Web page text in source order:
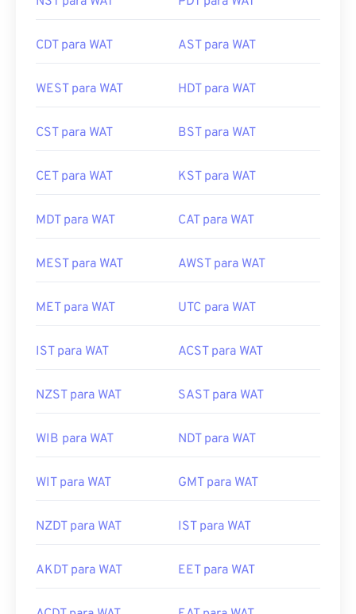
CDT para WAT AST para WAT
WEST para WAT HDT para WAT
CST para WAT BST para WAT
CET para WAT KST para WAT
MDT para WAT CAT para WAT
MEST para WAT AWST para WAT
MET para WAT UTC para WAT
IST para WAT ACST para WAT
NZST para WAT SAST para WAT
WIB para WAT NDT para WAT
WIT para WAT GMT para WAT
NZDT para WAT IST para WAT
AKDT para WAT EET para WAT